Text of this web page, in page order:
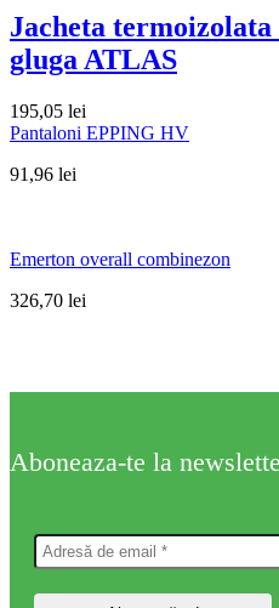
Jacheta
gluga ATLAS
195,05 lei
Pantaloni EPPING HV
91,96 lei
Emerton overall combinezon
326,70 lei
Aboneaza-te la